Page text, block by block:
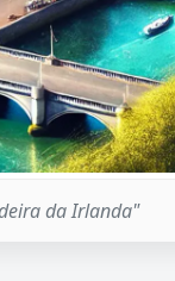
da Irlanda"